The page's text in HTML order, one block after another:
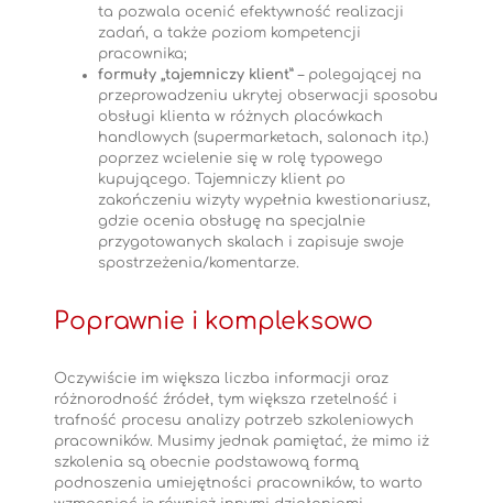
ta pozwala ocenić efektywność realizacji
zadań, a także poziom kompetencji
pracownika;
formuły „tajemniczy klient”– polegającej na
przeprowadzeniu ukrytej obserwacji sposobu
obsługi klienta w różnych placówkach
handlowych (supermarketach, salonach itp.)
poprzez wcielenie się w rolę typowego
kupującego. Tajemniczy klient po
zakończeniu wizyty wypełnia kwestionariusz,
gdzie ocenia obsługę na specjalnie
przygotowanych skalach i zapisuje swoje
spostrzeżenia/komentarze.
Poprawnie i kompleksowo
Oczywiście im większa liczba informacji oraz
różnorodność źródeł, tym większa rzetelność i
trafność procesu analizy potrzeb szkoleniowych
pracowników. Musimy jednak pamiętać, że mimo iż
szkolenia są obecnie podstawową formą
podnoszenia umiejętności pracowników, to warto